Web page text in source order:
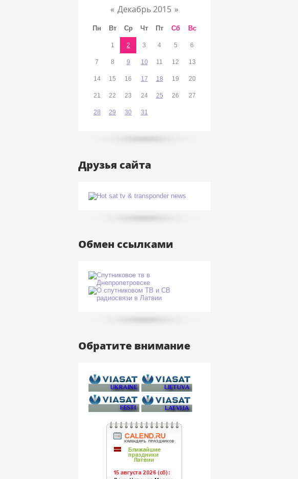
« Декабрь 2015 »
Пн Вт Ср Чт Пт Сб Вс
1 2 3 4 5 6
7 8 9 10 11 12 13
14 15 16 17 18 19 20
21 22 23 24 25 26 27
28 29 30 31
Друзья сайта
Обмен ссылками
Обратите внимание